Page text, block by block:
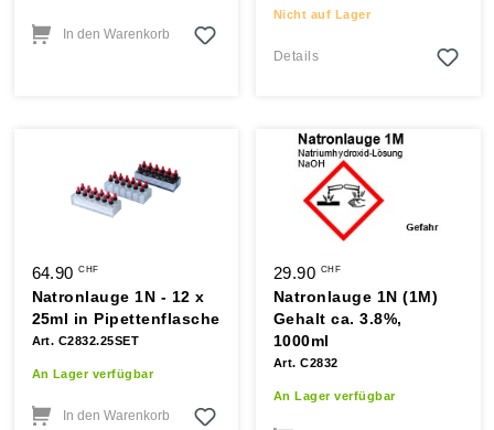
In den Warenkorb
Nicht auf Lager
Details
64.90CHF
Natronlauge 1N - 12 x
25ml in Pipettenflasche
Art. C2832.25SET
An Lager verfügbar
In den Warenkorb
29.90 CHF
Natronlauge 1N (1M)
Gehalt ca. 3.8%,
1000ml
Art. C2832
An Lager verfügbar